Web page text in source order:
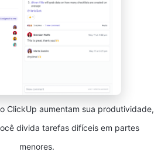
ClickUp aumentam sua produtividade,
divida tarefas difíceis em partes
menores.